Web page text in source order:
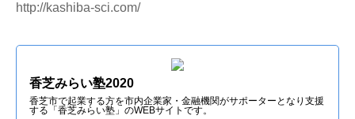
http://kashiba-sci.com/
香芝みらい塾2020
香芝市で起業する方を市内企業家・金融機関がサポーターとなり支援
する「香芝みらい塾」のWEBサイトです。